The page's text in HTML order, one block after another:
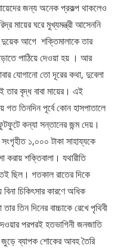
জন্য অনেক প্রকল্প থাকলেও
মায়ের ঘরে মুখ্যমন্ত্রী আসেননি
দুয়েক আগে শক্তিমালাকে তার
পাঠিয়ে দেওয়া হয় । আর
যোগানো তো দূরের কথা, দুবেলা
তার বৃদ্ধ বাবা মায়ের। এই
তিনদিন পূর্বে কোন হাসপাতালে
কন্যা সন্তানের জন্ম দেয়।
১,০০০ টাকা সাহায্যকে
করায় শক্তিবালা। যথারীতি
ছিল। গতকাল রাতের দিকে
চিকিৎসার কারণে অধিক
তিন দিনের বাচ্চাকে রেখে পৃথিবী
পরপরই হতভাগিনী জনজাতি
জুড়ে ব্যাপক শোকের আবহ তৈরি